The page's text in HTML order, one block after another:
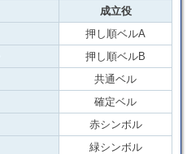
成立役
押し順ベルA
押し順ベルB
共通ベル
確定ベル
赤シンボル
緑シンボル